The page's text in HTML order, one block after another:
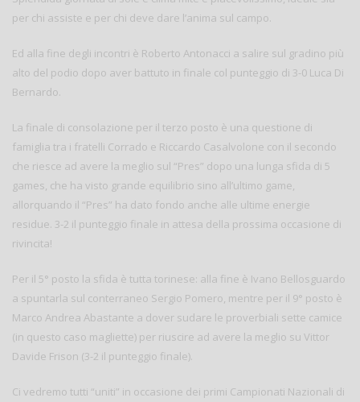
per chi assiste e per chi deve dare l’anima sul campo.
Ed alla fine degli incontri è Roberto Antonacci a salire sul gradino più
alto del podio dopo aver battuto in finale col punteggio di 3-0 Luca Di
Bernardo.
La finale di consolazione per il terzo posto è una questione di
famiglia tra i fratelli Corrado e Riccardo Casalvolone con il secondo
che riesce ad avere la meglio sul “Pres” dopo una lunga sfida di 5
games, che ha visto grande equilibrio sino all’ultimo game,
allorquando il “Pres” ha dato fondo anche alle ultime energie
residue. 3-2 il punteggio finale in attesa della prossima occasione di
rivincita!
Per il 5° posto la sfida è tutta torinese: alla fine è Ivano Bellosguardo
a spuntarla sul conterraneo Sergio Pomero, mentre per il 9° posto è
Marco Andrea Abastante a dover sudare le proverbiali sette camice
(in questo caso magliette) per riuscire ad avere la meglio su Vittor
Davide Frison (3-2 il punteggio finale).
Ci vedremo tutti “uniti” in occasione dei primi Campionati Nazionali di